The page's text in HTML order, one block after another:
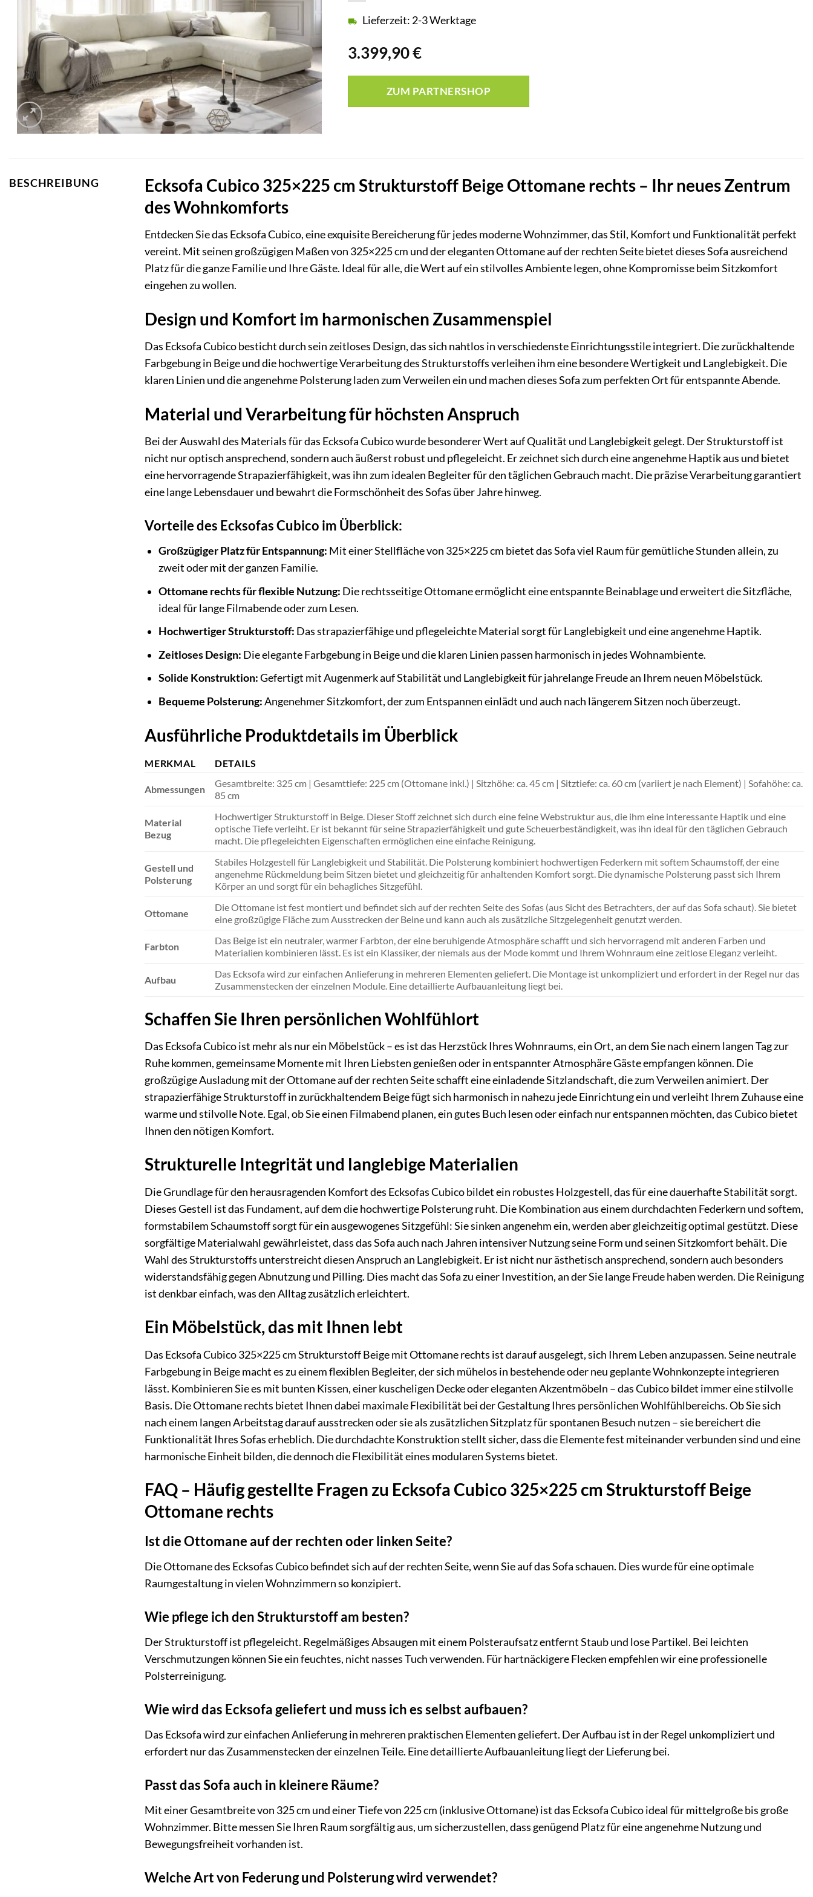
3.399,90€
Lieferzeit: 2-3 Werktage
ZUM PARTNERSHOP
BESCHREIBUNG
Ecksofa Cubico 325×225 cm Strukturstoff Beige Ottomane rechts – Ihr neues Zentrum
des Wohnkomforts
Entdecken Sie das Ecksofa Cubico, eine exquisite Bereicherung für jedes moderne Wohnzimmer, das Stil, Komfort und Funktionalität perfekt
vereint. Mit seinen großzügigen Maßen von 325×225 cm und der eleganten Ottomane auf der rechten Seite bietet dieses Sofa ausreichend
Platz für die ganze Familie und Ihre Gäste. Ideal für alle, die Wert auf ein stilvolles Ambiente legen, ohne Kompromisse beim Sitzkomfort
eingehen zu wollen.
Design und Komfort im harmonischen Zusammenspiel
Das Ecksofa Cubico besticht durch sein zeitloses Design, das sich nahtlos in verschiedenste Einrichtungsstile integriert. Die zurückhaltende
Farbgebung in Beige und die hochwertige Verarbeitung des Strukturstoffs verleihen ihm eine besondere Wertigkeit und Langlebigkeit. Die
klaren Linien und die angenehme Polsterung laden zum Verweilen ein und machen dieses Sofa zum perfekten Ort für entspannte Abende.
Material und Verarbeitung für höchsten Anspruch
Bei der Auswahl des Materials für das Ecksofa Cubico wurde besonderer Wert auf Qualität und Langlebigkeit gelegt. Der Strukturstoff ist
nicht nur optisch ansprechend, sondern auch äußerst robust und pflegeleicht. Er zeichnet sich durch eine angenehme Haptik aus und bietet
eine hervorragende Strapazierfähigkeit, was ihn zum idealen Begleiter für den täglichen Gebrauch macht. Die präzise Verarbeitung garantiert
eine lange Lebensdauer und bewahrt die Formschönheit des Sofas über Jahre hinweg.
Vorteile des Ecksofas Cubico im Überblick:
Großzügiger Platz für Entspannung: Mit einer Stellfläche von 325×225 cm bietet das Sofa viel Raum für gemütliche Stunden allein, zu
zweit oder mit der ganzen Familie.
Ottomane rechts für flexible Nutzung: Die rechtsseitige Ottomane ermöglicht eine entspannte Beinablage und erweitert die Sitzfläche,
ideal für lange Filmabende oder zum Lesen.
Hochwertiger Strukturstoff: Das strapazierfähige und pflegeleichte Material sorgt für Langlebigkeit und eine angenehme Haptik.
Zeitloses Design: Die elegante Farbgebung in Beige und die klaren Linien passen harmonisch in jedes Wohnambiente.
Solide Konstruktion:Gefertigt mit Augenmerk auf Stabilität und Langlebigkeit für jahrelange Freude an Ihrem neuen Möbelstück.
Bequeme Polsterung:Angenehmer Sitzkomfort, der zum Entspannen einlädt und auch nach längerem Sitzen noch überzeugt.
Ausführliche Produktdetails im Überblick
MERKMAL DETAILS
Abmessungen
Gesamtbreite: 325 cm | Gesamttiefe: 225 cm (Ottomane inkl.) | Sitzhöhe: ca. 45 cm | Sitztiefe: ca. 60 cm (variiert je nach Element) | Sofahöhe: ca.
85 cm
Material
Bezug
Hochwertiger Strukturstoff in Beige. Dieser Stoff zeichnet sich durch eine feine Webstruktur aus, die ihm eine interessante Haptik und eine
optische Tiefe verleiht. Er ist bekannt für seine Strapazierfähigkeit und gute Scheuerbeständigkeit, was ihn ideal für den täglichen Gebrauch
macht. Die pflegeleichten Eigenschaften ermöglichen eine einfache Reinigung.
Gestell und
Polsterung
Stabiles Holzgestell für Langlebigkeit und Stabilität. Die Polsterung kombiniert hochwertigen Federkern mit softem Schaumstoff, der eine
angenehme Rückmeldung beim Sitzen bietet und gleichzeitig für anhaltenden Komfort sorgt. Die dynamische Polsterung passt sich Ihrem
Körper an und sorgt für ein behagliches Sitzgefühl.
Ottomane
Die Ottomane ist fest montiert und befindet sich auf der rechten Seite des Sofas (aus Sicht des Betrachters, der auf das Sofa schaut). Sie bietet
eine großzügige Fläche zum Ausstrecken der Beine und kann auch als zusätzliche Sitzgelegenheit genutzt werden.
Farbton
Das Beige ist ein neutraler, warmer Farbton, der eine beruhigende Atmosphäre schafft und sich hervorragend mit anderen Farben und
Materialien kombinieren lässt. Es ist ein Klassiker, der niemals aus der Mode kommt und Ihrem Wohnraum eine zeitlose Eleganz verleiht.
Aufbau
Das Ecksofa wird zur einfachen Anlieferung in mehreren Elementen geliefert. Die Montage ist unkompliziert und erfordert in der Regel nur das
Zusammenstecken der einzelnen Module. Eine detaillierte Aufbauanleitung liegt bei.
Schaffen Sie Ihren persönlichen Wohlfühlort
Das Ecksofa Cubico ist mehr als nur ein Möbelstück – es ist das Herzstück Ihres Wohnraums, ein Ort, an dem Sie nach einem langen Tag zur
Ruhe kommen, gemeinsame Momente mit Ihren Liebsten genießen oder in entspannter Atmosphäre Gäste empfangen können. Die
großzügige Ausladung mit der Ottomane auf der rechten Seite schafft eine einladende Sitzlandschaft, die zum Verweilen animiert. Der
strapazierfähige Strukturstoff in zurückhaltendem Beige fügt sich harmonisch in nahezu jede Einrichtung ein und verleiht Ihrem Zuhause eine
warme und stilvolle Note. Egal, ob Sie einen Filmabend planen, ein gutes Buch lesen oder einfach nur entspannen möchten, das Cubico bietet
Ihnen den nötigen Komfort.
Strukturelle Integrität und langlebige Materialien
Die Grundlage für den herausragenden Komfort des Ecksofas Cubico bildet ein robustes Holzgestell, das für eine dauerhafte Stabilität sorgt.
Dieses Gestell ist das Fundament, auf dem die hochwertige Polsterung ruht. Die Kombination aus einem durchdachten Federkern und softem,
formstabilem Schaumstoff sorgt für ein ausgewogenes Sitzgefühl: Sie sinken angenehm ein, werden aber gleichzeitig optimal gestützt. Diese
sorgfältige Materialwahl gewährleistet, dass das Sofa auch nach Jahren intensiver Nutzung seine Form und seinen Sitzkomfort behält. Die
Wahl des Strukturstoffs unterstreicht diesen Anspruch an Langlebigkeit. Er ist nicht nur ästhetisch ansprechend, sondern auch besonders
widerstandsfähig gegen Abnutzung und Pilling. Dies macht das Sofa zu einer Investition, an der Sie lange Freude haben werden. Die Reinigung
ist denkbar einfach, was den Alltag zusätzlich erleichtert.
Ein Möbelstück, das mit Ihnen lebt
Das Ecksofa Cubico 325×225 cm Strukturstoff Beige mit Ottomane rechts ist darauf ausgelegt, sich Ihrem Leben anzupassen. Seine neutrale
Farbgebung in Beige macht es zu einem flexiblen Begleiter, der sich mühelos in bestehende oder neu geplante Wohnkonzepte integrieren
lässt. Kombinieren Sie es mit bunten Kissen, einer kuscheligen Decke oder eleganten Akzentmöbeln – das Cubico bildet immer eine stilvolle
Basis. Die Ottomane rechts bietet Ihnen dabei maximale Flexibilität bei der Gestaltung Ihres persönlichen Wohlfühlbereichs. Ob Sie sich
nach einem langen Arbeitstag darauf ausstrecken oder sie als zusätzlichen Sitzplatz für spontanen Besuch nutzen – sie bereichert die
Funktionalität Ihres Sofas erheblich. Die durchdachte Konstruktion stellt sicher, dass die Elemente fest miteinander verbunden sind und eine
harmonische Einheit bilden, die dennoch die Flexibilität eines modularen Systems bietet.
FAQ – Häufig gestellte Fragen zu Ecksofa Cubico 325×225 cm Strukturstoff Beige
Ottomane rechts
Ist die Ottomane auf der rechten oder linken Seite?
Die Ottomane des Ecksofas Cubico befindet sich auf der rechten Seite, wenn Sie auf das Sofa schauen. Dies wurde für eine optimale
Raumgestaltung in vielen Wohnzimmern so konzipiert.
Wie pflege ich den Strukturstoff am besten?
Der Strukturstoff ist pflegeleicht. Regelmäßiges Absaugen mit einem Polsteraufsatz entfernt Staub und lose Partikel. Bei leichten
Verschmutzungen können Sie ein feuchtes, nicht nasses Tuch verwenden. Für hartnäckigere Flecken empfehlen wir eine professionelle
Polsterreinigung.
Wie wird das Ecksofa geliefert und muss ich es selbst aufbauen?
Das Ecksofa wird zur einfachen Anlieferung in mehreren praktischen Elementen geliefert. Der Aufbau ist in der Regel unkompliziert und
erfordert nur das Zusammenstecken der einzelnen Teile. Eine detaillierte Aufbauanleitung liegt der Lieferung bei.
Passt das Sofa auch in kleinere Räume?
Mit einer Gesamtbreite von 325 cm und einer Tiefe von 225 cm (inklusive Ottomane) ist das Ecksofa Cubico ideal für mittelgroße bis große
Wohnzimmer. Bitte messen Sie Ihren Raum sorgfältig aus, um sicherzustellen, dass genügend Platz für eine angenehme Nutzung und
Bewegungsfreiheit vorhanden ist.
Welche Art von Federung und Polsterung wird verwendet?